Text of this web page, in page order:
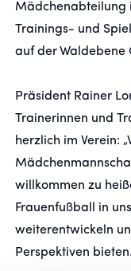
KONTAKT
Mädchenabteilung
Trainings- und
auf der Waldebene
Präsident Rainer
Trainerinnen und
herzlich im Verein:
willkommen zu
Frauenfußball in
weiterentwickeln
Perspektiven